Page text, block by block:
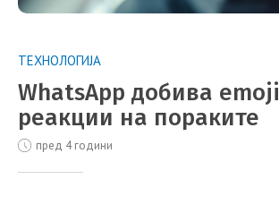
ТЕХНОЛОГИЈА
WhatsApp добива emoji
реакции на пораките
пред 4 години